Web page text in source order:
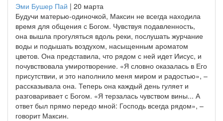
Эми Бушер Пай | 20 марта
Будучи матерью-одиночкой, Максин не всегда находила
время для общения с Богом. Чувствуя подавленность,
она вышла прогуляться вдоль реки, послушать журчание
воды и подышать воздухом, насыщенным ароматом
цветов. Она представила, что рядом с ней идет Иисус, и
почувствовала умиротворение. «Я словно оказалась в Его
присутствии, и это наполнило меня миром и радостью», –
рассказывала она. Теперь она каждый день гуляет и
разговаривает с Богом. «Я терзалась чувством вины... А
ответ был прямо передо мной: Господь всегда рядом», –
говорит Максин.